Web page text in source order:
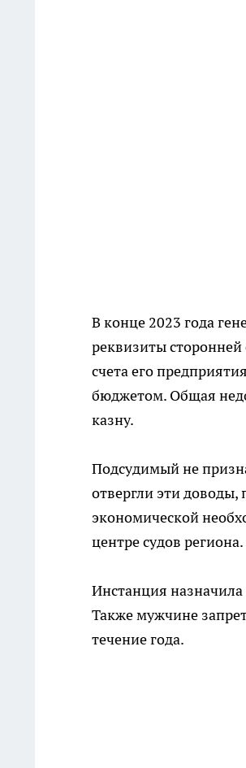
В конце 2023 года
реквизиты
счета его
бюджетом. Общая
казну.
Подсудимый не
отвергли эти доводы,
экономической
центре судов региона.
Инстанция назначила
Также мужчине
течение года.